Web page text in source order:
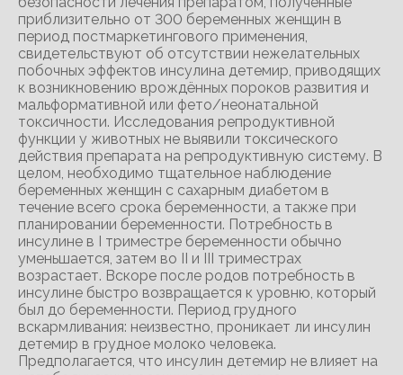
приблизительно от 300 беременных женщин в
период постмаркетингового применения,
свидетельствуют об отсутствии нежелательных
побочных эффектов инсулина детемир, приводящих
к возникновению врождённых пороков развития и
мальформативной или фето/неонатальной
токсичности. Исследования репродуктивной
функции у животных не выявили токсического
действия препарата на репродуктивную систему. В
целом, необходимо тщательное наблюдение
беременных женщин с сахарным диабетом в
течение всего срока беременности, а также при
планировании беременности. Потребность в
инсулине в I триместре беременности обычно
уменьшается, затем во II и III триместрах
возрастает. Вскоре после родов потребность в
инсулине быстро возвращается к уровню, который
был до беременности. Период грудного
вскармливания: неизвестно, проникает ли инсулин
детемир в грудное молоко человека.
Предполагается, что инсулин детемир не влияет на